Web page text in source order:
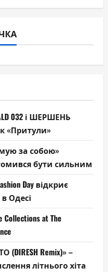
032 і ШЕРШЕНЬ
«Притули»
за собою»
бути сильним
Day відкриє
Одесі
Collections at The
(DIRESH Remix)» –
літнього хіта